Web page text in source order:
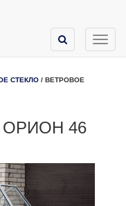
СТЕКЛО / ВЕТРОВОЕ
ОРИОН 46